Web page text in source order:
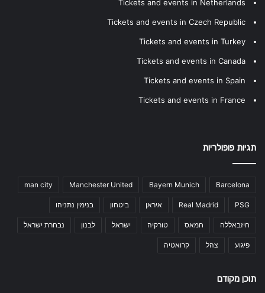
Tickets and events in Netherlands
Tickets and events in Czech Republic
Tickets and events in Turkey
Tickets and events in Canada
Tickets and events in Spain
Tickets and events in France
תגיות פופולריות
Barcelona
Bayern Munich
Manchester United
man city
PSG
Real Madrid איראן ביטחון בנימין נתניהו
חיזבאללה חמאס טורקיה ישראל לבנון נבחרת ישראל
פיגוע צהל קרואטיה
תוכן מקודם